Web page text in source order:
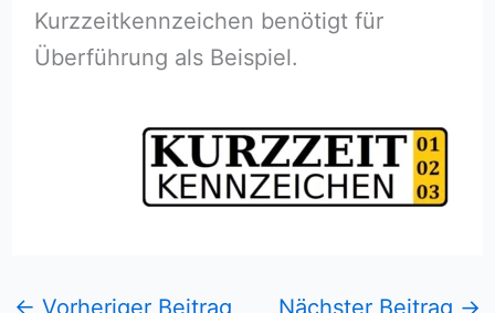
Kurzzeitkennzeichen benötigt für
Überführung als Beispiel.
← Vorheriger Beitrag Nächster Beitrag →